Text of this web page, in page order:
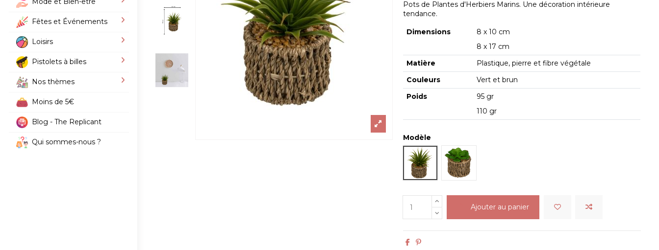
Fêtes et Événements
Loisirs
Pistolets à billes
Nos thèmes
Moins de 5€
Blog - The Replicant
Qui sommes-nous ?
Pots de Plantes d'Herbiers Marins. Une décoration intérieure
tendance.
Dimensions
8 x 10 cm
8 x 17 cm
Matière
Plastique, pierre et fibre végétale
Couleurs
Vert et brun
Poids
95 gr
110 gr
Modèle
Plante pointuePlante plate
Ajouter au panier